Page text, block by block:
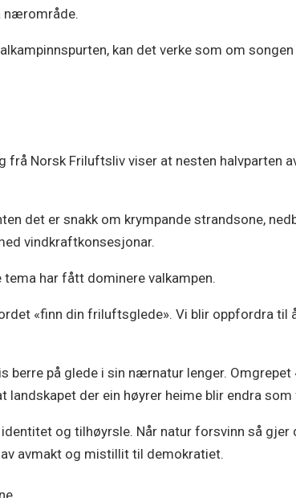
nærområde.
kan det verke som om
frå Norsk Friluftsliv viser at nesten halvparten
det er snakk om krympande strandsone,
vindkraftkonsesjonar.
tema har fått dominere valkampen.
«finn din friluftsglede». Vi blir oppfordra
berre på glede i sin nærnatur lenger.
der ein høyrer heime blir endra
og tilhøyrsle. Når natur forsvinn så
avmakt og mistillit til demokratiet.